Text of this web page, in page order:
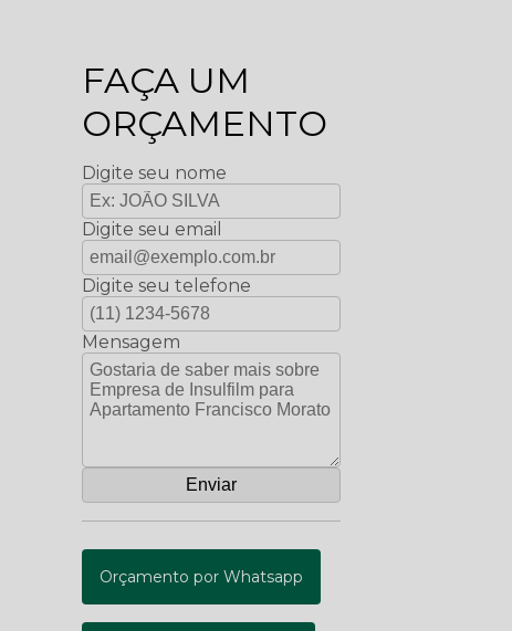
FAÇA UM
ORÇAMENTO
Digite seu nome
Digite seu email
Digite seu telefone
Mensagem
Orçamento por Whatsapp